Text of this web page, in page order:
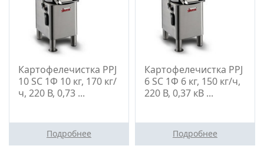
Картофелечистка PPJ
10 SC 1Ф 10 кг, 170 кг/
ч, 220 В, 0,73 ...
Подробнее
Картофелечистка PPJ
6 SC 1Ф 6 кг, 150 кг/ч,
220 В, 0,37 кВ ...
Подробнее